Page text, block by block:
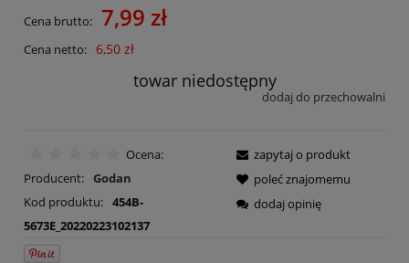
Cena brutto: 7,99 zł
Cena netto: 6,50 zł
towar niedostępny
dodaj do przechowalni
Ocena:
Producent: Godan
Kod produktu: 454B-
5673E_20220223102137
zapytaj o produkt
poleć znajomemu
dodaj opinię